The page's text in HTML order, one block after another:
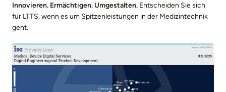
Innovieren. Ermächtigen. Umgestalten. Entscheiden Sie sich
für LTTS, wenn es um Spitzenleistungen in der Medizintechnik
geht.